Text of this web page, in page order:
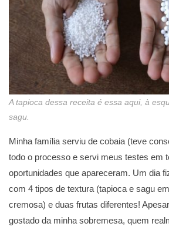
A tapioca dessa receita é essa aqui, à
sagu.
Minha família serviu de cobaia (teve
todo o processo e servi meus testes em
oportunidades que apareceram. Um dia
com 4 tipos de textura (tapioca e sagu
cremosa) e duas frutas diferentes!
gostado da minha sobremesa, quem